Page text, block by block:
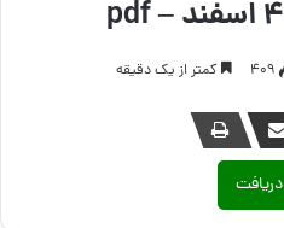
409 کمتر از یک دقیقه
دریافت